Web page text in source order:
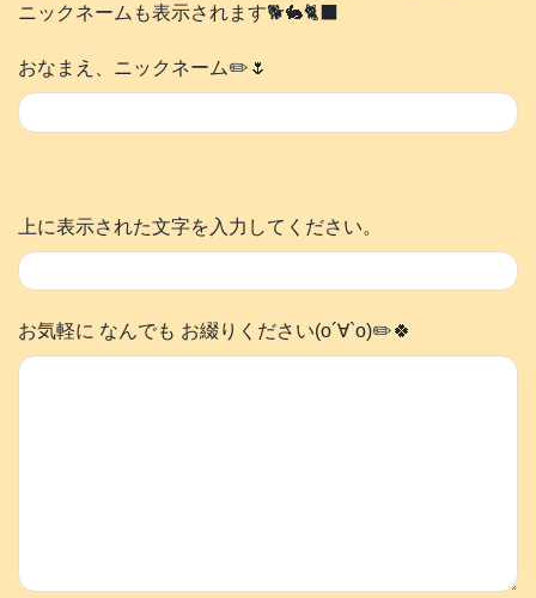
ニックネームも表示されます🐕️🐇🐈‍⬛
おなまえ、ニックネーム✏️🌷
上に表示された文字を入力してください。
お気軽に なんでも お綴りください(о´∀`о)✏️🍀